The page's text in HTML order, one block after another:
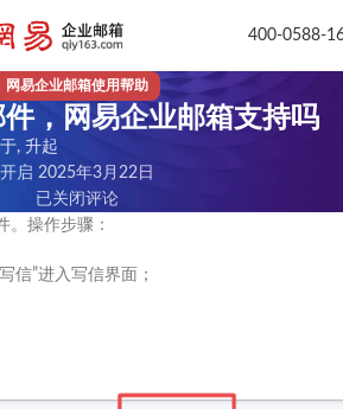
400-0588-
网易企业邮箱使用帮助
，网易企业邮箱支持吗
于, 升起
开启 2025年3月22日
已关闭评论
。操作步骤：
信”进入写信界面；